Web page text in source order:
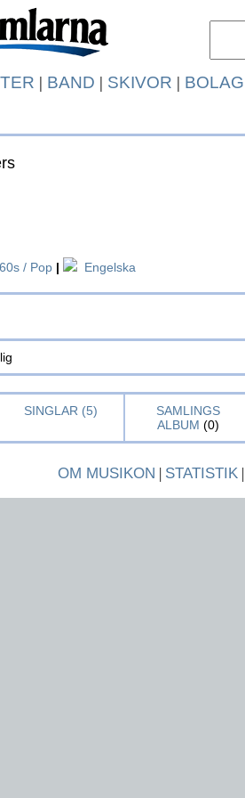
| BAND | SKIVOR | BOLAG
60s / Pop | Engelska
SINGLAR (5)
SAMLINGS
ALBUM (0)
OM MUSIKON | STATISTIK|